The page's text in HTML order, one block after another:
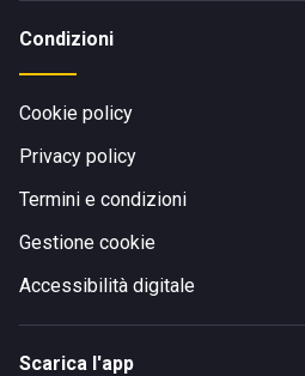
Condizioni
Cookie policy
Privacy policy
Termini e condizioni
Gestione cookie
Accessibilità digitale
Scarica l'app